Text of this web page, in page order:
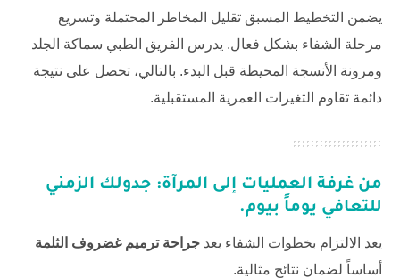
يضمن التخطيط المسبق تقليل المخاطر المحتملة وتسريع
مرحلة الشفاء بشكل فعال. يدرس الفريق الطبي سماكة الجلد
ومرونة الأنسجة المحيطة قبل البدء. بالتالي، تحصل على نتيجة
دائمة تقاوم التغيرات العمرية المستقبلية.
من غرفة العمليات إلى المرآة: جدولك الزمني
للتعافي يوماً بيوم.
يعد الالتزام بخطوات الشفاء بعد جراحة ترميم غضروف الثلمة
أساساً لضمان نتائج مثالية.